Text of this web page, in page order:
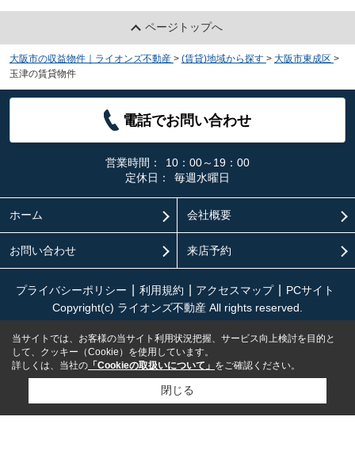
ページトップへ
大阪市の収益物件｜ライオンズ不動産 > (賃貸)地域から探す > 大阪市東成区 >
玉津の賃貸物件
電話でお問い合わせ
営業時間：
10：00～19：00
定休日：
毎週水曜日
ホーム 会社概要
お問い合わせ 来店予約
プライバシーポリシー 利用規約 アクセスマップ
PCサイト
Copyright(c) ライオンズ不動産 All rights reserved.
当サイトでは、お客様の当サイト利用状況把握、サービス向上検討を目的と
して、クッキー（Cookie）を使用しています。
詳しくは、当社の 「Cookieの取扱いについて」 をご確認ください。
閉じる